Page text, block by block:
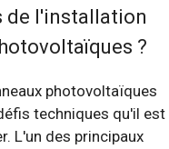
de l'installation
?
photovoltaïques
techniques qu'il est
L'un des principaux